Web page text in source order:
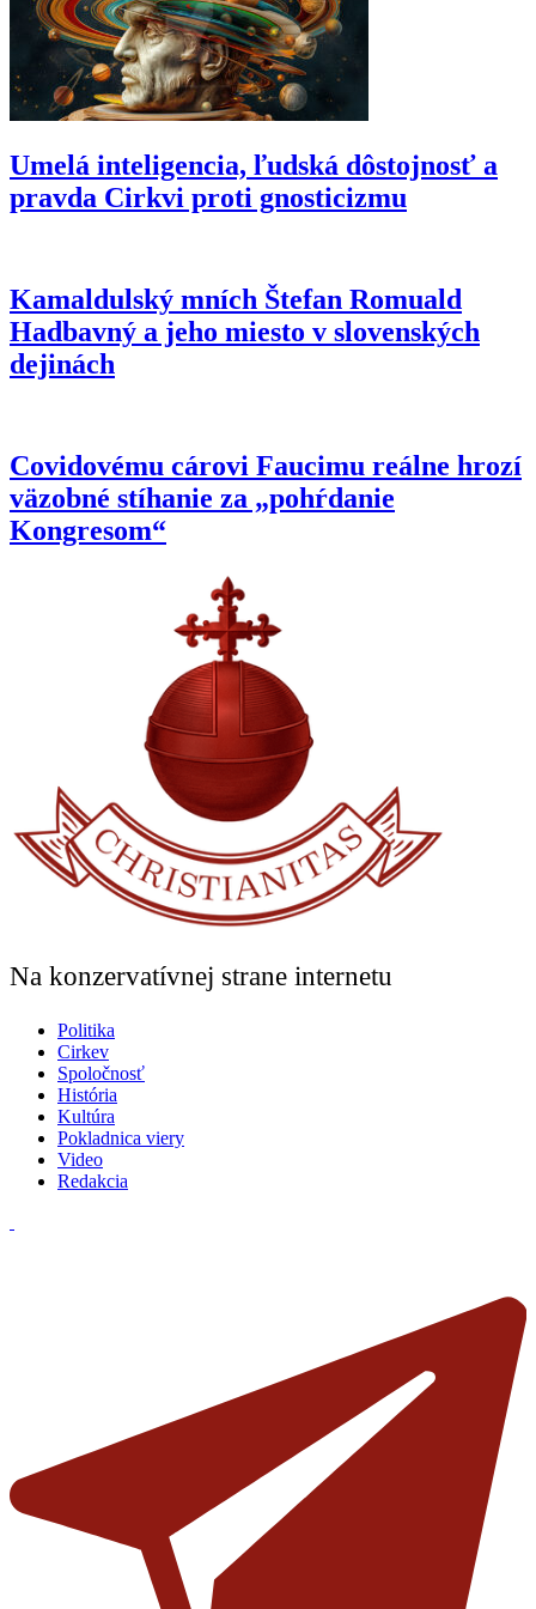
za vstup do ISIS – v Nemecku ho pustili na slobodu
Umelá inteligencia, ľudská dôstojnosť a
pravda Cirkvi proti gnosticizmu
Kamaldulský mních Štefan Romuald
Hadbavný a jeho miesto v slovenských
dejinách
Covidovému cárovi Faucimu reálne hrozí
väzobné stíhanie za „pohŕdanie
Kongresom“
Na konzervatívnej strane internetu
Politika
Cirkev
Spoločnosť
História
Kultúra
Pokladnica viery
Video
Redakcia